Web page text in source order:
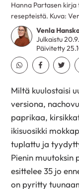
Venla
Julkaistu
Päivitetty
Jaa Whatsapp
Jaa Facebook
Jaa
Hanna Partasen
resepteistä. Kuva:
Miltä kuulostaisi
versiona,
paprikaa,
ikisuosikki
tuplattu ja
Pienin muutoksin
esittelee 35 jo
on pyritty